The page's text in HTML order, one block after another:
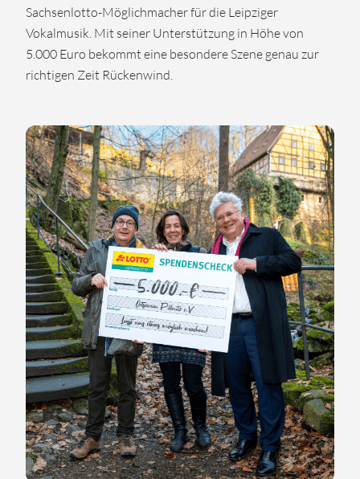
Sachsenlotto-Möglichmacher für die Leipziger
Vokalmusik. Mit seiner Unterstützung in Höhe von
5.000 Euro bekommt eine besondere Szene genau zur
richtigen Zeit Rückenwind.